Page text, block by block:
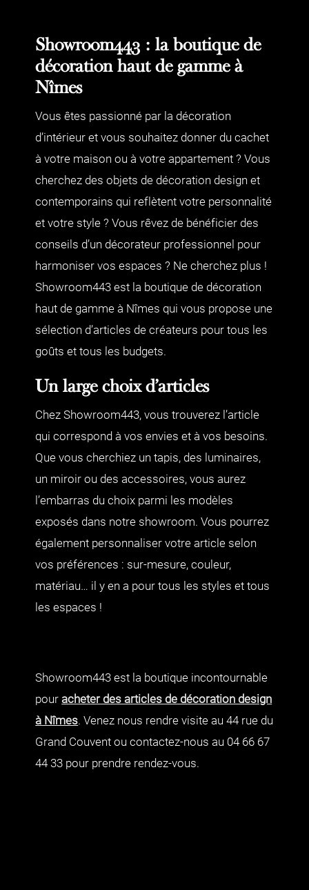
Showroom443 : la boutique de
décoration haut de gamme à
Nîmes
Vous êtes passionné par la décoration
d’intérieur et vous souhaitez donner du cachet
à votre maison ou à votre appartement ? Vous
cherchez des objets de décoration design et
contemporains qui reflètent votre personnalité
et votre style ? Vous rêvez de bénéficier des
conseils d’un décorateur professionnel pour
harmoniser vos espaces ? Ne cherchez plus !
Showroom443 est la boutique de décoration
haut de gamme à Nîmes qui vous propose une
sélection d’articles de créateurs pour tous les
goûts et tous les budgets.
Un large choix d’articles
Chez Showroom443, vous trouverez l’article
qui correspond à vos envies et à vos besoins.
Que vous cherchiez un tapis, des luminaires,
un miroir ou des accessoires, vous aurez
l’embarras du choix parmi les modèles
exposés dans notre showroom. Vous pourrez
également personnaliser votre article selon
vos préférences : sur-mesure, couleur,
matériau… il y en a pour tous les styles et tous
les espaces !
Showroom443 est la boutique incontournable
pouracheter des articles de décoration design
à Nîmes. Venez nous rendre visite au 44 rue du
Grand Couvent ou contactez-nous au 04 66 67
44 33 pour prendre rendez-vous.